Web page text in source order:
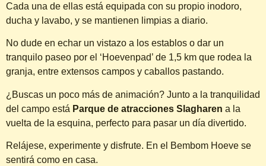
Cada una de ellas está equipada con su propio inodoro,
ducha y lavabo, y se mantienen limpias a diario.
No dude en echar un vistazo a los establos o dar un
tranquilo paseo por el ‘Hoevenpad’ de 1,5 km que rodea la
granja, entre extensos campos y caballos pastando.
¿Buscas un poco más de animación? Junto a la tranquilidad
del campo está Parque de atracciones Slagharen a la
vuelta de la esquina, perfecto para pasar un día divertido.
Relájese, experimente y disfrute. En el Bembom Hoeve se
sentirá como en casa.